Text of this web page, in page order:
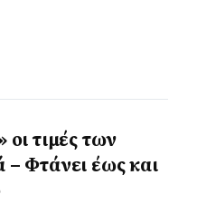
τιμές των
Φτάνει έως και